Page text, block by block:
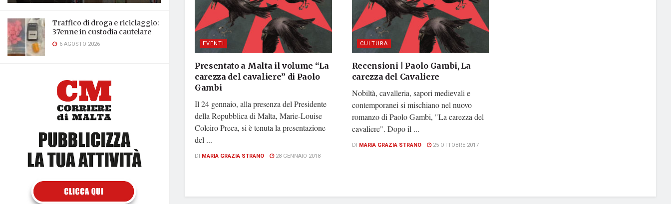
Traffico di droga e riciclaggio:
37enne in custodia cautelare
6 AGOSTO 2026 EVENTI
Presentato a Malta il volume “La
carezza del cavaliere” di Paolo
Gambi
Il 24 gennaio, alla presenza del Presidente
della Repubblica di Malta, Marie-Louise
Coleiro Preca, si è tenuta la presentazione
del ...
DI MARIA GRAZIA STRANO 28 GENNAIO 2018
CULTURA
Recensioni | Paolo Gambi, La
carezza del Cavaliere
Nobiltà, cavalleria, sapori medievali e
contemporanei si mischiano nel nuovo
romanzo di Paolo Gambi, "La carezza del
cavaliere". Dopo il ...
DI MARIA GRAZIA STRANO 25 OTTOBRE 2017